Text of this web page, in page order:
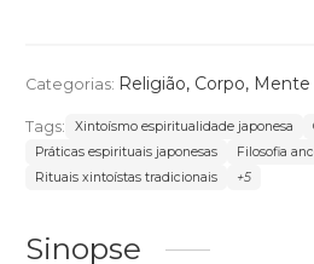
Categorias: Religião, Corpo, Mente
Tags: Xintoísmo espiritualidade japonesa
Práticas espirituais japonesas
Filosofia
Rituais xintoístas tradicionais
+5
Sinopse